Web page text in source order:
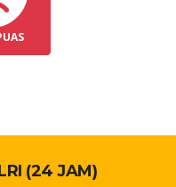
(24 JAM)